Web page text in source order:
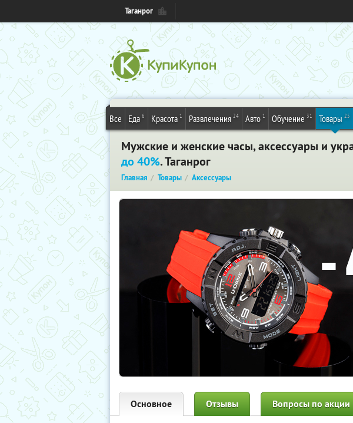
Таганрог
Все Еда 6 Красота 1 Развлечения 24 Авто 1 Обучение 31 Товары 25
Мужские и женские часы, аксессуары и
до 40%. Таганрог
Главная Товары Аксессуары
Основное Отзывы Вопросы по акции